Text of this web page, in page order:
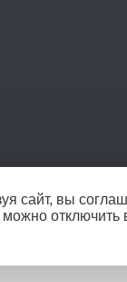
сайт, вы
можно